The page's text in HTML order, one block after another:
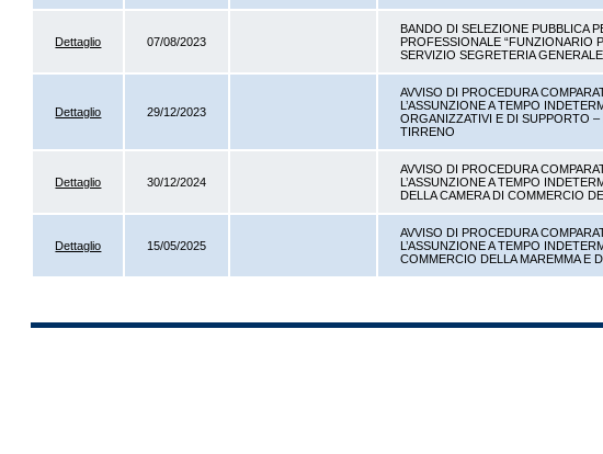
Dettaglio 07/08/2023
BANDO DI SELEZIONE PUBBLICA
PROFESSIONALE “FUNZIONARIO
SERVIZIO SEGRETERIA
Dettaglio 29/12/2023
AVVISO DI PROCEDURA
L’ASSUNZIONE A TEMPO
ORGANIZZATIVI E DI SUPPORTO
TIRRENO
Dettaglio 30/12/2024
AVVISO DI PROCEDURA
L’ASSUNZIONE A TEMPO
DELLA CAMERA DI COMMERCIO
Dettaglio 15/05/2025
AVVISO DI PROCEDURA
L’ASSUNZIONE A TEMPO
COMMERCIO DELLA MAREMMA E